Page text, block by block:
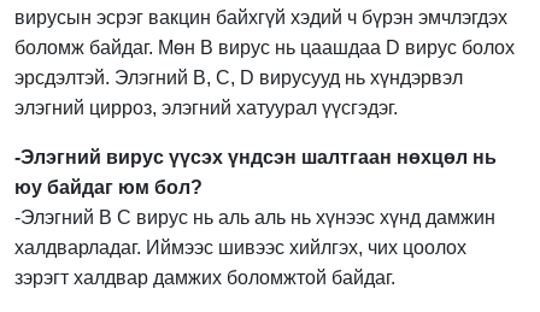
вирусын эсрэг вакцин байхгүй хэдий ч бүрэн эмчлэгдэх
боломж байдаг. Мөн В вирус нь цаашдаа D вирус болох
эрсдэлтэй. Элэгний B, C, D вирусууд нь хүндэрвэл
элэгний цирроз, элэгний хатуурал үүсгэдэг.
-Элэгний вирус үүсэх үндсэн шалтгаан нөхцөл нь
юу байдаг юм бол?
-Элэгний В С вирус нь аль аль нь хүнээс хүнд дамжин
халдварладаг. Иймээс шивээс хийлгэх, чих цоолох
зэрэгт халдвар дамжих боломжтой байдаг.